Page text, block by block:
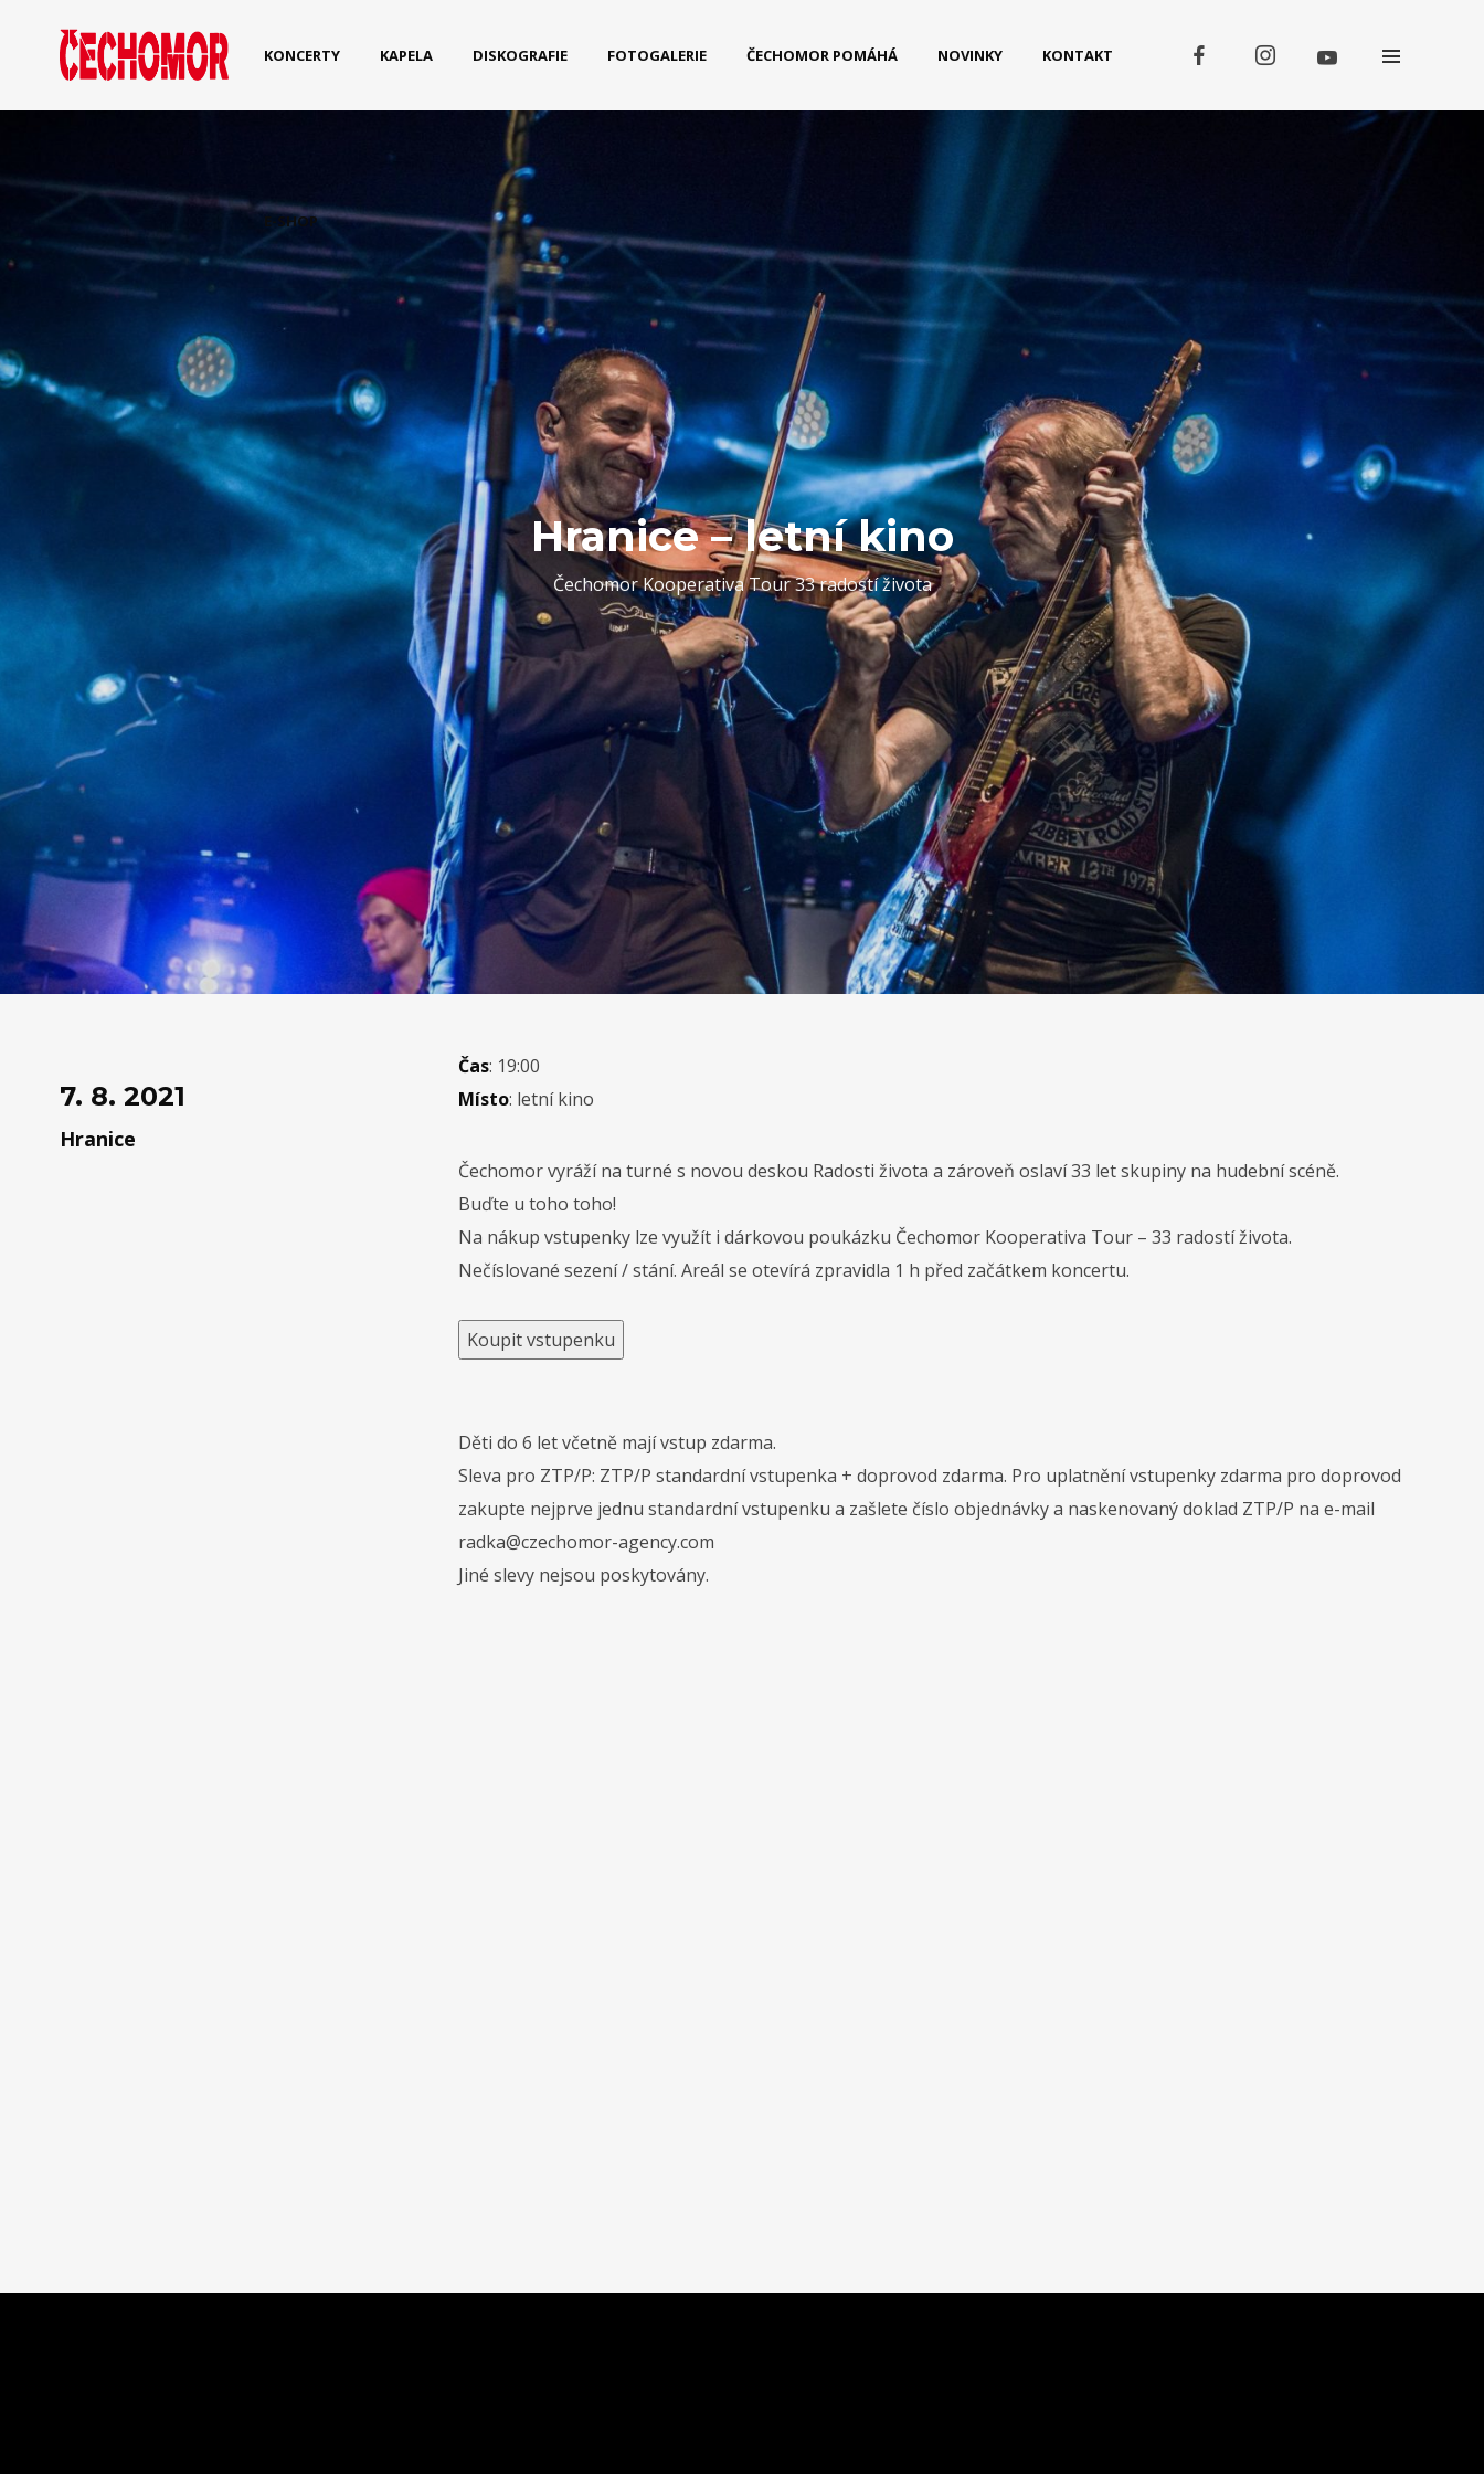
SRPEN
06
SRPEN
07
Domažlice (Kooperativa
SRPEN
08
SRPEN
09
SRPEN
13 Galanta
Diskografie
KONCERTY KAPELA DISKOGRAFIE FOTOGALERIE ČECHOMOR POMÁHÁ NOVINKY KONTAKT
E-SHOP
Hranice – letní kino
Čechomor Kooperativa Tour 33 radostí života
7. 8. 2021
Hranice
Čas: 19:00
Místo: letní kino
Čechomor vyráží na turné s novou deskou Radosti života a zároveň oslaví 33 let skupiny na hudební scéně.
Buďte u toho toho!
Na nákup vstupenky lze využít i dárkovou poukázku Čechomor Kooperativa Tour – 33 radostí života.
Nečíslované sezení / stání. Areál se otevírá zpravidla 1 h před začátkem koncertu.
Koupit vstupenku
Děti do 6 let včetně mají vstup zdarma.
Sleva pro ZTP/P: ZTP/P standardní vstupenka + doprovod zdarma. Pro uplatnění vstupenky zdarma pro doprovod
zakupte nejprve jednu standardní vstupenku a zašlete číslo objednávky a naskenovaný doklad ZTP/P na e-mail
radka@czechomor-agency.com
Jiné slevy nejsou poskytovány.